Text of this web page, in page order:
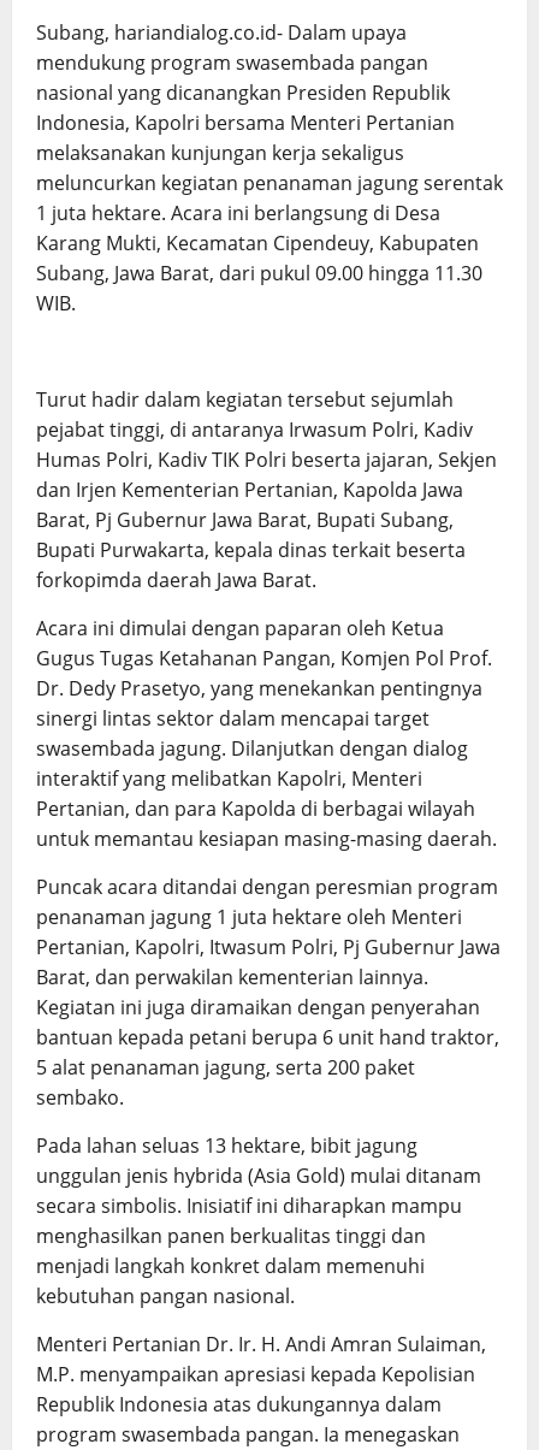
Subang, hariandialog.co.id- Dalam upaya
mendukung program swasembada pangan
nasional yang dicanangkan Presiden Republik
Indonesia, Kapolri bersama Menteri Pertanian
melaksanakan kunjungan kerja sekaligus
meluncurkan kegiatan penanaman jagung serentak
1 juta hektare. Acara ini berlangsung di Desa
Karang Mukti, Kecamatan Cipendeuy, Kabupaten
Subang, Jawa Barat, dari pukul 09.00 hingga 11.30
WIB.
Turut hadir dalam kegiatan tersebut sejumlah
pejabat tinggi, di antaranya Irwasum Polri, Kadiv
Humas Polri, Kadiv TIK Polri beserta jajaran, Sekjen
dan Irjen Kementerian Pertanian, Kapolda Jawa
Barat, Pj Gubernur Jawa Barat, Bupati Subang,
Bupati Purwakarta, kepala dinas terkait beserta
forkopimda daerah Jawa Barat.
Acara ini dimulai dengan paparan oleh Ketua
Gugus Tugas Ketahanan Pangan, Komjen Pol Prof.
Dr. Dedy Prasetyo, yang menekankan pentingnya
sinergi lintas sektor dalam mencapai target
swasembada jagung. Dilanjutkan dengan dialog
interaktif yang melibatkan Kapolri, Menteri
Pertanian, dan para Kapolda di berbagai wilayah
untuk memantau kesiapan masing-masing daerah.
Puncak acara ditandai dengan peresmian program
penanaman jagung 1 juta hektare oleh Menteri
Pertanian, Kapolri, Itwasum Polri, Pj Gubernur Jawa
Barat, dan perwakilan kementerian lainnya.
Kegiatan ini juga diramaikan dengan penyerahan
bantuan kepada petani berupa 6 unit hand traktor,
5 alat penanaman jagung, serta 200 paket
sembako.
Pada lahan seluas 13 hektare, bibit jagung
unggulan jenis hybrida (Asia Gold) mulai ditanam
secara simbolis. Inisiatif ini diharapkan mampu
menghasilkan panen berkualitas tinggi dan
menjadi langkah konkret dalam memenuhi
kebutuhan pangan nasional.
Menteri Pertanian Dr. Ir. H. Andi Amran Sulaiman,
M.P. menyampaikan apresiasi kepada Kepolisian
Republik Indonesia atas dukungannya dalam
program swasembada pangan. Ia menegaskan